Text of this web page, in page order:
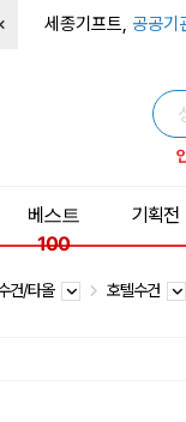
세종기프트, 공공기
베스트
100
기획전
건/타올 호텔수건